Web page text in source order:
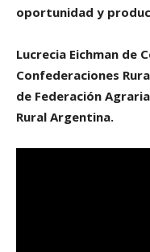
oportunidad y
Lucrecia Eichman de
Confederaciones
de Federación
Rural Argentina.